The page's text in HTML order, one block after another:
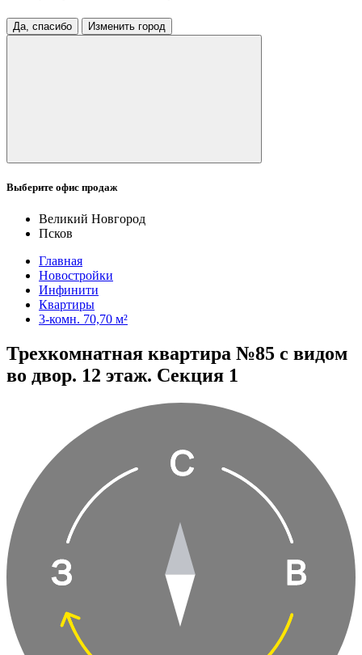
Да, спасибо Изменить город
Выберите офис продаж
Великий Новгород
Псков
Главная
Новостройки
Инфинити
Квартиры
3-комн. 70,70 м²
Трехкомнатная квартира №85 с видом
во двор. 12 этаж. Секция 1